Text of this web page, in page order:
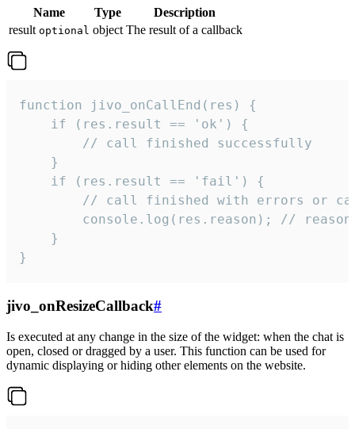
Name Type
Description
result optional object The result of a callback
function jivo_onCallEnd(res) {
    if (res.result == 'ok') {
        // call finished successfully
    }
    if (res.result == 'fail') {
// call finished with errors or
console.log(res.reason); //
    }
}
jivo_onResizeCallback#
Is executed at any change in the size of the widget: when the chat is
open, closed or dragged by a user. This function can be used for
dynamic displaying or hiding other elements on the website.